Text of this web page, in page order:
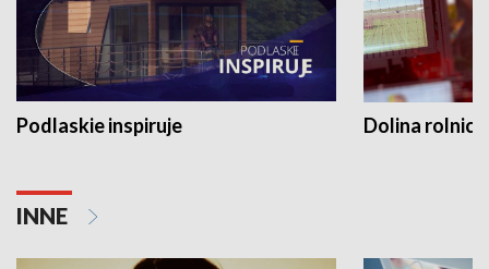
Podlaskie inspiruje Dolina
INNE